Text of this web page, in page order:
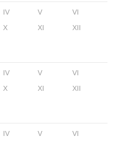
IV V
VI
X XI XII
IV V
VI
X XI XII
IV V
VI